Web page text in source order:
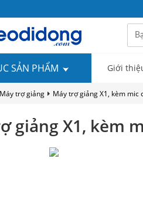
SẢN PHẨM Giới
Máy trợ giảng Máy trợ giảng X1, kèm mic
giảng X1, kèm